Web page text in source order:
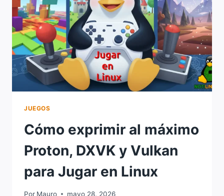
JUEGOS
Cómo exprimir al máximo
Proton, DXVK y Vulkan
para Jugar en Linux
Por Mauro mayo 28, 2026